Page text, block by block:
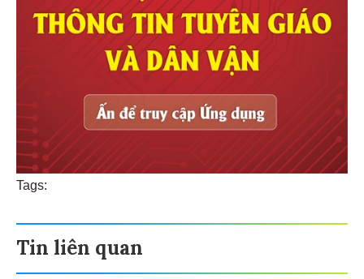
Tags:
Tin liên quan